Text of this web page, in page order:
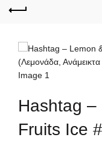
Hashtag –
Fruits Ice